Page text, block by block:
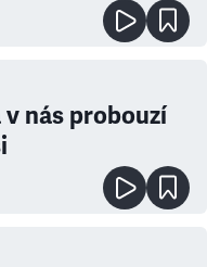
nás probouzí